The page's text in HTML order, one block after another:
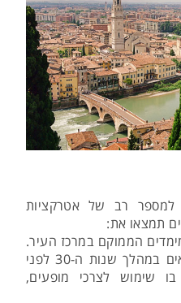
למספר רב של אטרקציות
תמצאו את:
הממוקם במרכז העיר.
הארנה נבנתה על ידי הרומאים במהלך שנות ה-30 לפני
שימוש לצרכי מופעים,